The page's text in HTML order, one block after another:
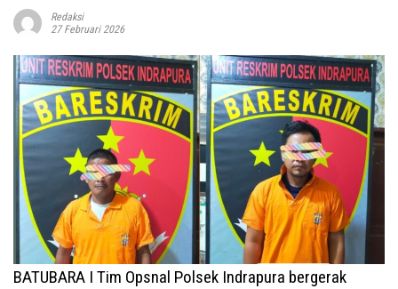
Redaksi
27 Februari 2026
BATUBARA I Tim Opsnal Polsek Indrapura bergerak